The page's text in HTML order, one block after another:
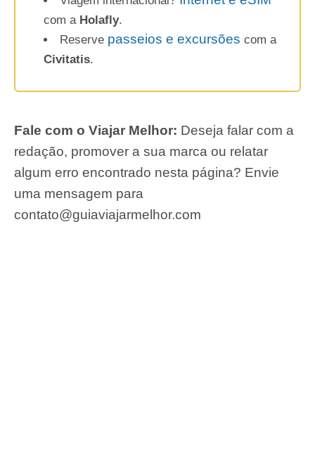
com a Holafly.
Reserve passeios e excursões com a
Civitatis.
Fale com o Viajar Melhor: Deseja falar com a
redação, promover a sua marca ou relatar
algum erro encontrado nesta página? Envie
uma mensagem para
contato@guiaviajarmelhor.com